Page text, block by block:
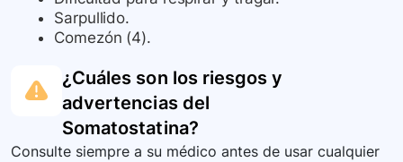
Sarpullido.
Comezón (4).
¿Cuáles son los riesgos y
advertencias del
Somatostatina?
Consulte siempre a su médico antes de usar cualquier